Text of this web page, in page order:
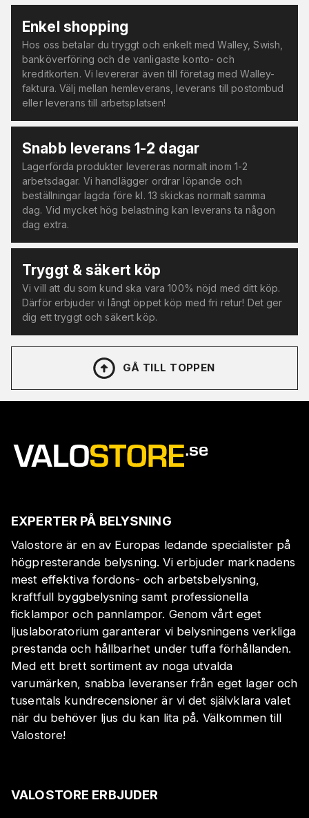
Enkel shopping
Hos oss betalar du tryggt och enkelt med Walley, Swish,
banköverföring och de vanligaste konto- och
kreditkorten. Vi levererar även till företag med Walley-
faktura. Välj mellan hemleverans, leverans till postombud
eller leverans till arbetsplatsen!
Snabb leverans 1-2 dagar
Lagerförda produkter levereras normalt inom 1-2
arbetsdagar. Vi handlägger ordrar löpande och
beställningar lagda före kl. 13 skickas normalt samma
dag. Vid mycket hög belastning kan leverans ta någon
dag extra.
Tryggt & säkert köp
Vi vill att du som kund ska vara 100% nöjd med ditt köp.
Därför erbjuder vi långt öppet köp med fri retur! Det ger
dig ett tryggt och säkert köp.
GÅ TILL TOPPEN
EXPERTER PÅ BELYSNING
Valostore är en av Europas ledande specialister på
högpresterande belysning. Vi erbjuder marknadens
mest effektiva fordons- och arbetsbelysning,
kraftfull byggbelysning samt professionella
ficklampor och pannlampor. Genom vårt eget
ljuslaboratorium garanterar vi belysningens verkliga
prestanda och hållbarhet under tuffa förhållanden.
Med ett brett sortiment av noga utvalda
varumärken, snabba leveranser från eget lager och
tusentals kundrecensioner är vi det självklara valet
när du behöver ljus du kan lita på. Välkommen till
Valostore!
VALOSTORE ERBJUDER